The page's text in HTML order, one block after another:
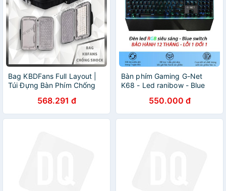
Bag KBDFans Full Layout |
Túi Đựng Bàn Phím Chống
Nước | Lót Nhung | Cặp
Đựng Phím | VCK
568.291 đ
Bàn phím Gaming G-Net
K68 - Led ranibow - Blue
Màu đen - Bảo hành 12
tháng
550.000 đ